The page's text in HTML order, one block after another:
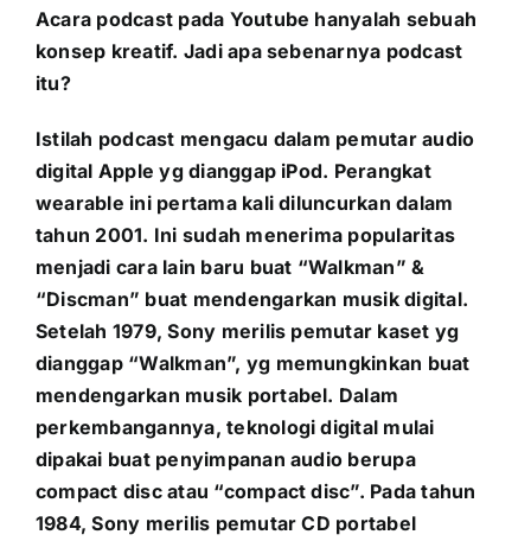
Acara podcast pada Youtube hanyalah sebuah
konsep kreatif. Jadi apa sebenarnya podcast
itu?
Istilah podcast mengacu dalam pemutar audio
digital Apple yg dianggap iPod. Perangkat
wearable ini pertama kali diluncurkan dalam
tahun 2001. Ini sudah menerima popularitas
menjadi cara lain baru buat “Walkman” &
“Discman” buat mendengarkan musik digital.
Setelah 1979, Sony merilis pemutar kaset yg
dianggap “Walkman”, yg memungkinkan buat
mendengarkan musik portabel. Dalam
perkembangannya, teknologi digital mulai
dipakai buat penyimpanan audio berupa
compact disc atau “compact disc”. Pada tahun
1984, Sony merilis pemutar CD portabel